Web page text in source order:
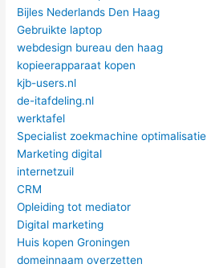
Bijles Nederlands Den Haag
Gebruikte laptop
webdesign bureau den haag
kopieerapparaat kopen
kjb-users.nl
de-itafdeling.nl
werktafel
Specialist zoekmachine optimalisatie
Marketing digital
internetzuil
CRM
Opleiding tot mediator
Digital marketing
Huis kopen Groningen
domeinnaam overzetten